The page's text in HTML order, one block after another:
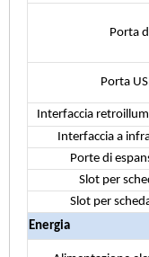
Porta
Porta
Interfaccia
Interfaccia a
Porte di
Slot per
Slot per
Energia